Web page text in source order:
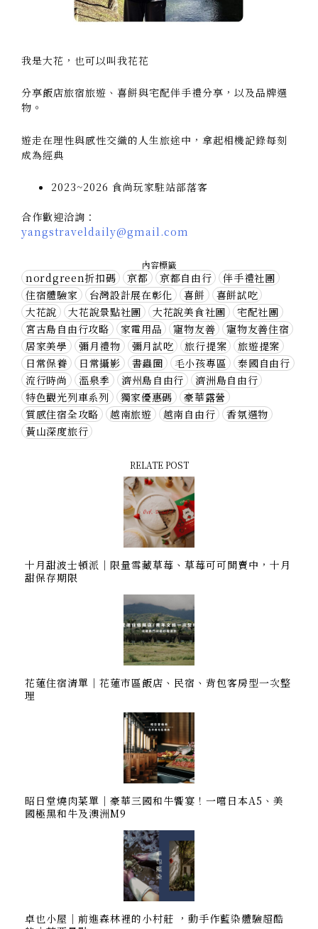
我是大花，也可以叫我花花
分享飯店旅宿旅遊、喜餅與宅配伴手禮分享，以及品牌選
物。
遊走在理性與感性交織的人生旅途中，拿起相機記錄每刻
成為經典
2023~2026 食尚玩家駐站部落客
合作歡迎洽詢：
yangstraveldaily@gmail.com
內容標籤
nordgreen折扣碼 京都 京都自由行
伴手禮社團
住宿體驗家
台灣設計展在彰化 喜餅
喜餅試吃
大花說
大花說景點社團 大花說美食社團
宅配社團
宮古島自由行攻略
家電用品 寵物友善
寵物友善住宿
居家美學
彌月禮物 彌月試吃 旅行提案
旅遊提案
日常保養
日常攝影 書蟲圈 毛小孩專區
泰國自由行
流行時尚
溫泉季 濟州島自由行
濟洲島自由行
特色觀光列車系列
獨家優惠碼
豪華露營
質感住宿全攻略
越南旅遊 越南自由行
香氛選物
黃山深度旅行
RELATE POST
十月甜波士頓派｜限量雪藏草莓、草莓可可開賣中，十月
甜保存期限
花蓮住宿清單｜花蓮市區飯店、民宿、背包客房型一次整
理
昭日堂燒肉菜單｜豪華三國和牛饗宴！一嚐日本A5、美
國極黑和牛及澳洲M9
卓也小屋｜前進森林裡的小村莊 ，動手作藍染體驗超酷